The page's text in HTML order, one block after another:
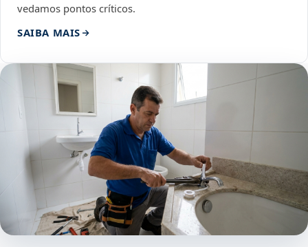
vedamos pontos críticos.
SAIBA MAIS